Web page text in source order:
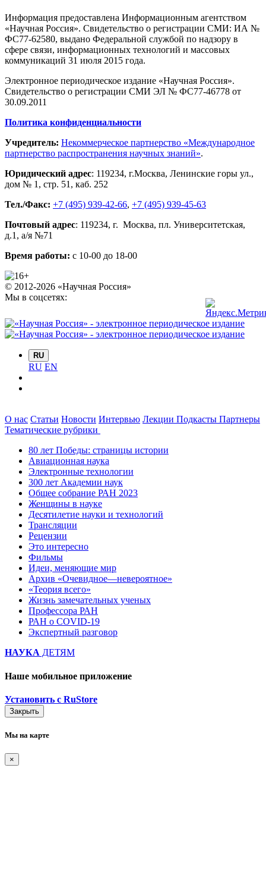
Информация предоставлена Информационным агентством
«Научная Россия». Свидетельство о регистрации СМИ: ИА №
ФС77-62580, выдано Федеральной службой по надзору в
сфере связи, информационных технологий и массовых
коммуникаций 31 июля 2015 года.
Электронное периодическое издание «Научная Россия».
Свидетельство о регистрации СМИ ЭЛ № ФС77-46778 от
30.09.2011
Политика конфиденциальности
Учредитель: Некоммерческое партнерство «Международное
партнерство распространения научных знаний».
Юридический адрес: 119234, г.Москва, Ленинские горы ул.,
дом № 1, стр. 51 , каб. 252
Тел./Факс: +7 (495) 939-42-66, +7 (495) 939-45-63
Почтовый адрес: 119234, г. Москва, пл. Университетская,
д.1 , а/я №71
Время работы: с 10-00 до 18-00
© 2012-2026 «Научная Россия»
Мы в соцсетях:
RU
RU EN
О нас Статьи Новости Интервью Лекции Подкасты Партнеры
Тематические рубрики
80 лет Победы: страницы истории
Авиационная наука
Электронные технологии
300 лет Академии наук
Общее собрание РАН 2023
Женщины в науке
Десятилетие науки и технологий
Трансляции
Рецензии
Это интересно
Фильмы
Идеи, меняющие мир
Архив «Очевидное—невероятное»
«Теория всего»
Жизнь замечательных ученых
Профессора РАН
РАН о COVID-19
Экспертный разговор
НАУКА ДЕТЯМ
Наше мобильное приложение
Установить с RuStore
Закрыть
Мы на карте
×